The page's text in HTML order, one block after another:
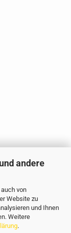
andere
von
Website zu
und Ihnen
Weitere
.